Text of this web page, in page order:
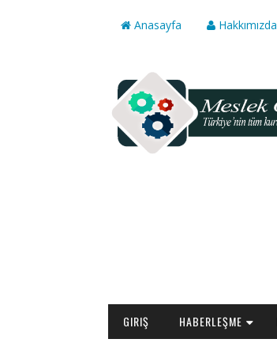
Anasayfa Hakkımızda
GIRIŞ HABERLEŞME